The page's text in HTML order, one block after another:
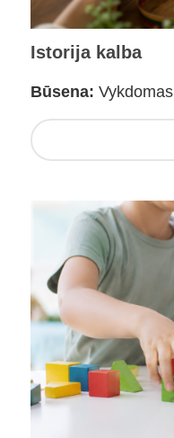
Istorija kalba
Būsena: Vykdomas